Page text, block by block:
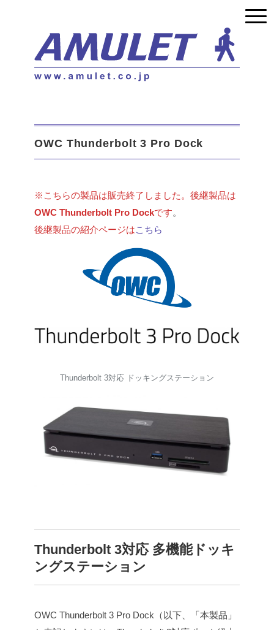
OWC Thunderbolt 3 Pro Dock
※こちらの製品は販売終了しました。後継製品は
OWC Thunderbolt Pro Dockです。
後継製品の紹介ページはこちら
Thunderbolt 3対応 ドッキングステーション
Thunderbolt 3対応 多機能ドッキ
ングステーション
OWC Thunderbolt 3 Pro Dock（以下、「本製品」